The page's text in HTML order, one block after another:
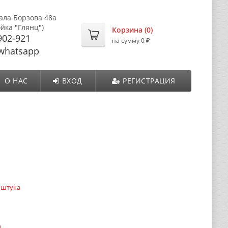
Борзова 48а
"Глянц")
921
Корзина (0)
на сумму0₽
О НАС ВХОД РЕГИСТРАЦИЯ